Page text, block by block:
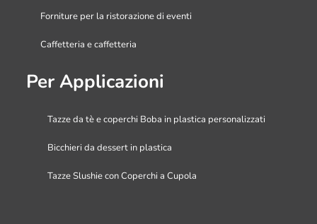
Forniture per la ristorazione di eventi
Caffetteria e caffetteria
Per Applicazioni
Tazze da tè e coperchi Boba in plastica personalizzati
Bicchieri da dessert in plastica
Tazze Slushie con Coperchi a Cupola